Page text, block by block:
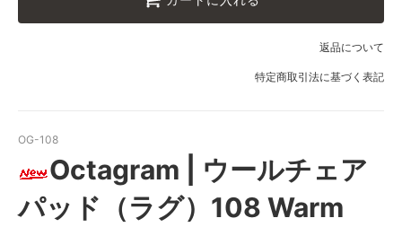
返品について
特定商取引法に基づく表記
OG-108
Octagram | ウールチェア
パッド（ラグ）108 Warm